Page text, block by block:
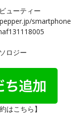
ューティー
ロジー
はこちら】